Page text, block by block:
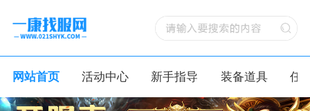
网站首页 活动中心 新手指导 装备道具 任